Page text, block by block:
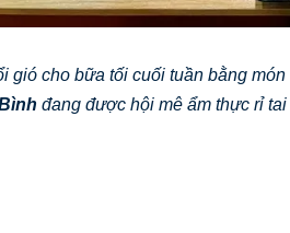
gió cho bữa tối cuối tuần bằng
đang được hội mê ẩm thực rỉ